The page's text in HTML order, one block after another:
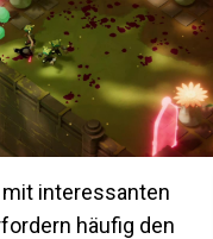
mit interessanten
häufig den